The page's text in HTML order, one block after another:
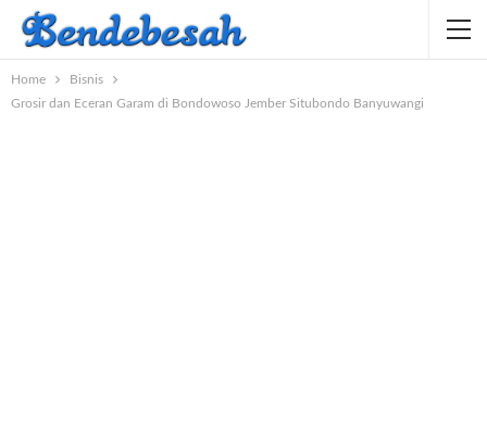
Home
Bisnis
Grosir dan Eceran Garam di Bondowoso Jember Situbondo Banyuwangi